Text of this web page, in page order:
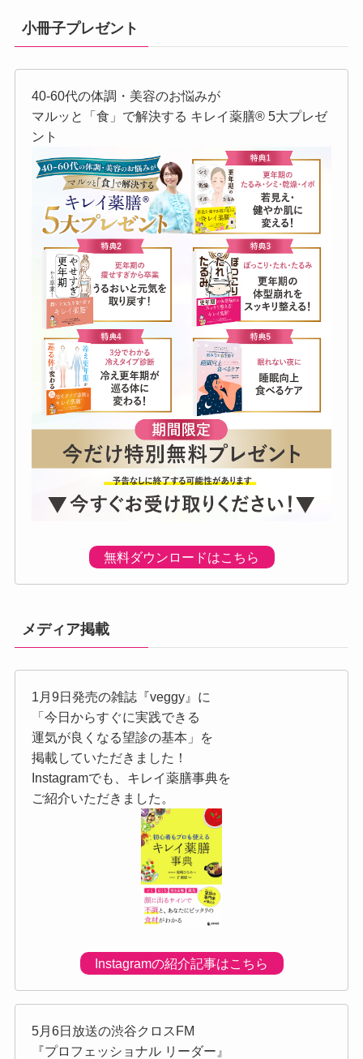
小冊子プレゼント
40-60代の体調・美容のお悩みが
マルッと「食」で解決する キレイ薬膳®︎ 5大プレゼ
ント
無料ダウンロードはこちら
メディア掲載
1月9日発売の雑誌『veggy』に
「今日からすぐに実践できる
運気が良くなる望診の基本」を
掲載していただきました！
Instagramでも、キレイ薬膳事典を
ご紹介いただきました。
Instagramの紹介記事はこちら
5月6日放送の渋谷クロスFM
『プロフェッショナル リーダー』